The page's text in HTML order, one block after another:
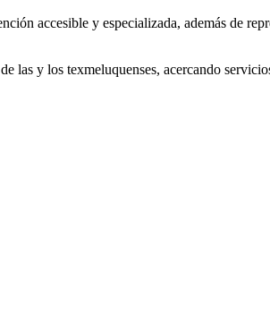
accesible y especializada, además de
las y los texmeluquenses, acercando